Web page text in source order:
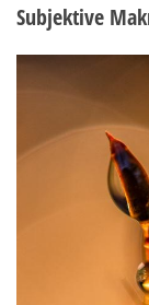
Subjektive